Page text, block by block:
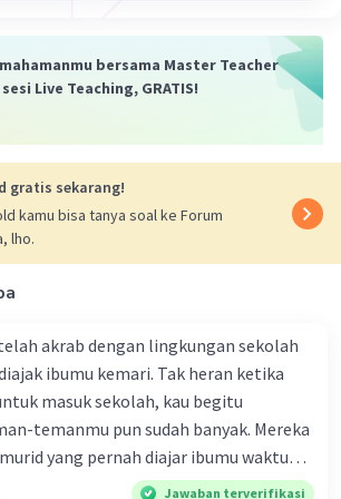
yang bersifat keilmuan. Teks
seringkali membahas topik-topik yang
ilmu pengetahuan.
eksplanasi tidak hanya menjelaskan tentang
bisa terjadi.
Ciri-ciri teks eksplanasi adalah memuat
fakta, berisi informasi yang
dan menjelaskan proses terjadinya
· 5.0 (1 Balas
bersama Master Teacher
Live Teaching, GRATIS!
gratis sekarang!
kamu bisa tanya soal ke Forum
lho.
akrab dengan lingkungan sekolah
ibumu kemari. Tak heran ketika
masuk sekolah, kau begitu
temanmu pun sudah banyak. Mereka
yang pernah diajar ibumu waktu
aku? Aku waktu itu baru saja pindah
Jawaban terverifikasi